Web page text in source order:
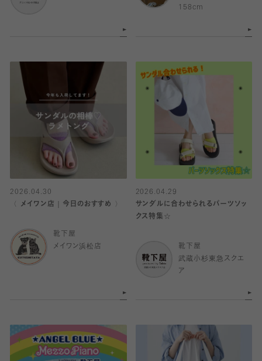
158cm
2026.04.30
〈 メイワン店｜今日のおすすめ 〉
靴下屋
メイワン浜松店
2026.04.29
サンダルに合わせられるパーツソッ
クス特集☆
靴下屋
武蔵小杉東急スクエ
ア